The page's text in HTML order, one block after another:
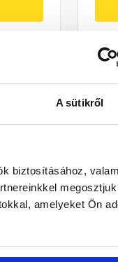
A sütikről
biztosításához,
amelyeket Ön
2 mm.